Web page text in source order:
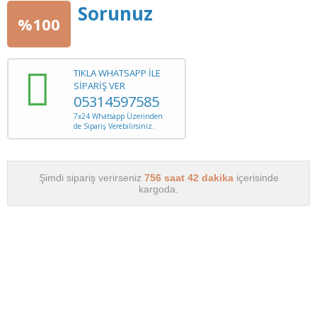
%100 Sorunuz
TIKLA WHATSAPP İLE
SİPARİŞ VER
05314597585
7x24 Whatsapp Üzerinden
de Sipariş Verebilirsiniz.
Şimdi sipariş verirseniz 756 saat 42 dakika içerisinde
kargoda.